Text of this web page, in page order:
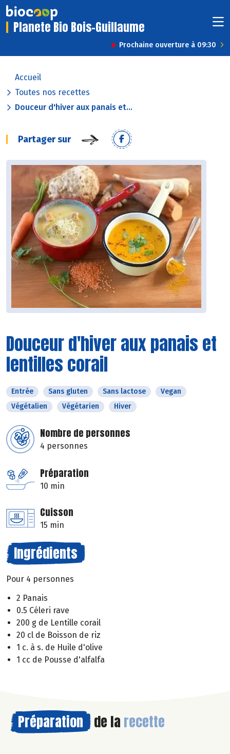
Planete Bio Bois-Guillaume
Prochaine ouverture à 09:30
Accueil
Toutes nos recettes
Douceur d'hiver aux panais et...
Partager sur
Douceur d'hiver aux panais et
lentilles corail
Entrée Sans gluten Sans lactose
Vegan
Végétalien
Végétarien Hiver
Nombre de personnes
4 personnes
Préparation
10 min
Cuisson
15 min
Ingrédients
Pour 4 personnes
2 Panais
0.5 Céleri rave
200 g de Lentille corail
20 cl de Boisson de riz
1 c. à s. de Huile d'olive
1 cc de Pousse d'alfalfa
Préparation de la recette